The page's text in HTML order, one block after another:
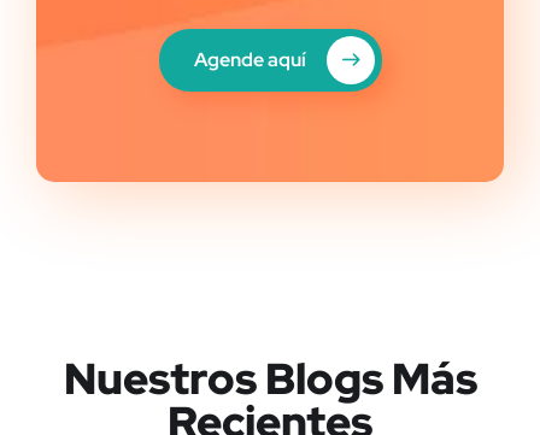
Agende aquí
Nuestros Blogs Más
Recientes